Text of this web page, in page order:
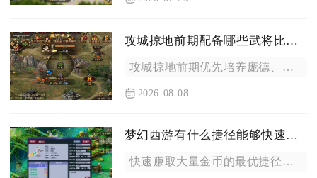
攻城掠地前期配备哪些武将比较合适
攻城掠地前期优先培养庞德、徐晃、夏侯惇这套阵容，兼顾推图、国...
2026-08-08
梦幻西游有什么捷径能够快速赚取大量金币
快速赚取大量金币的最优捷径为标准化日常任务流水线、限时玩法套...